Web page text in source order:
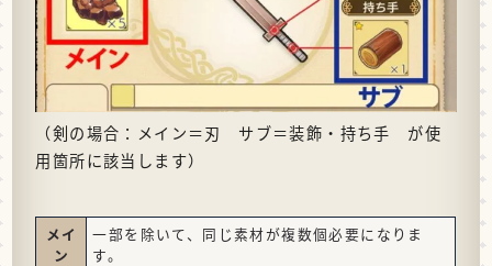
（剣の場合：メイン＝刃 サブ＝装飾・持ち手 が使
用箇所に該当します）
メイ
ン
一部を除いて、同じ素材が複数個必要になりま
す。